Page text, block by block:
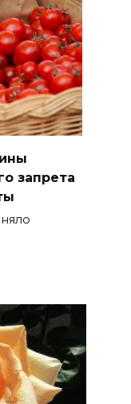
запрета